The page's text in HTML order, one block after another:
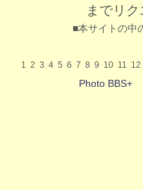
までリ
■本サイトの中
1 2 3 4 5 6 7 8 9 10 11 12
Photo BBS+